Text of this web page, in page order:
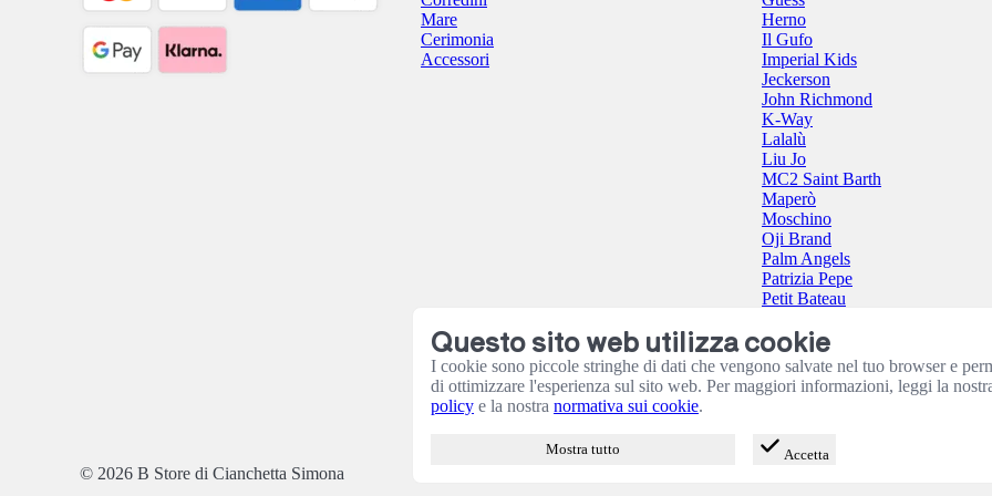
Mare
Cerimonia
Accessori
Herno
Il Gufo
Imperial Kids
Jeckerson
John Richmond
K-Way
Lalalù
Liu Jo
MC2 Saint Barth
Maperò
Moschino
Oji Brand
Palm Angels
Patrizia Pepe
Petit Bateau
Pure Firenze
Save The Duck
The North Face
Tommy Hilfiger
© 2026 B Store di Cianchetta Simona
Questo sito web utilizza cookie
I cookie sono piccole stringhe di dati che vengono salvate nel tuo browser e
di ottimizzare l'esperienza sul sito web. Per maggiori informazioni, leggi la
policy e la nostra normativa sui cookie.
Mostra tutto Accetta